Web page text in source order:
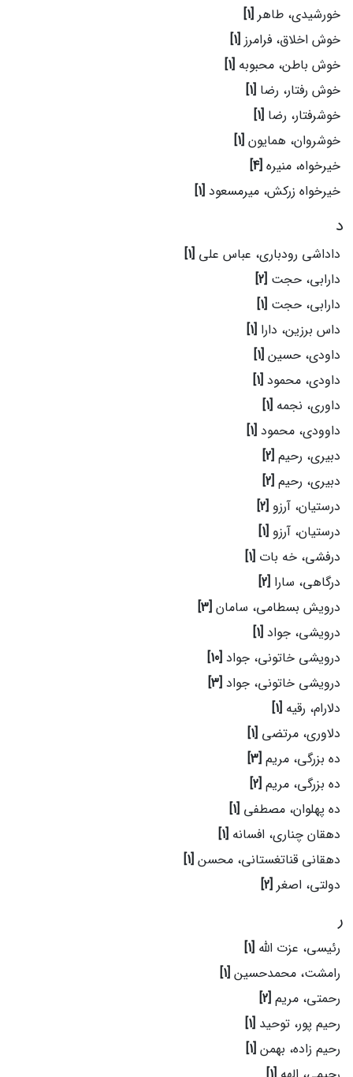
خورشیدی، طاهر [1]
خوش اخلاق، فرامرز [1]
خوش باطن، محبوبه [1]
خوش رفتار، رضا [1]
خوشرفتار، رضا [1]
خوشروان، همایون [1]
خیرخواه، منیره [4]
خیرخواه زرکش، میرمسعود [1]
د
داداشی رودباری، عباس علی [1]
دارابی، حجت [2]
دارابی، حجت [1]
داس برزین، دارا [1]
داودی، حسین [1]
داودی، محمود [1]
داوری، نجمه [1]
داوودی، محمود [1]
دبیری، رحیم [2]
دبیری، رحیم [2]
درستیان، آرزو [2]
درستیان، آرزو [1]
درفشی، خه بات [1]
درگاهی، سارا [2]
درویش بسطامی، سامان [3]
درویشی، جواد [1]
درویشی خاتونی، جواد [10]
درویشی خاتونی، جواد [3]
دلارام، رقیه [1]
دلاوری، مرتضی [1]
ده بزرگی، مریم [3]
ده بزرگی، مریم [2]
ده پهلوان، مصطفی [1]
دهقان چناری، افسانه [1]
دهقانی قناتغستانی، محسن [1]
دولتی، اصغر [2]
ر
رئیسی، عزت الله [1]
رامشت، محمدحسین [1]
رحمتی، مریم [2]
رحیم پور، توحید [1]
رحیم زاده، بهمن [1]